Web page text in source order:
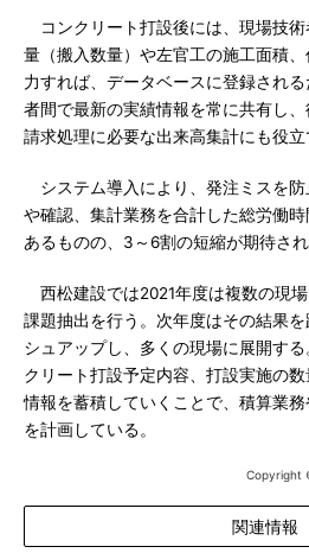
コンクリート打設後には、現場技
量（搬入数量）や左官工の施工面積
力すれば、データベースに登録され
者間で最新の実績情報を常に共有し
請求処理に必要な出来高集計にも役立
システム導入により、発注ミスを
や確認、集計業務を合計した総労働
あるものの、3～6割の短縮が期待され
西松建設では2021年度は複数の現
課題抽出を行う。次年度はその結果
シュアップし、多くの現場に展開す
クリート打設予定内容、打設実施の
情報を蓄積していくことで、積算業
を計画している。
Copyright
関連情報